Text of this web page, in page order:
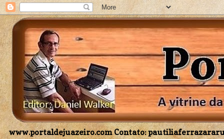
www.portaldejuazeiro.com Contato: